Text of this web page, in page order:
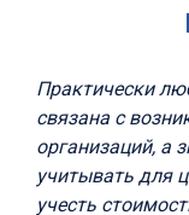
Практически
связана с
организаций, а
учитывать для
учесть